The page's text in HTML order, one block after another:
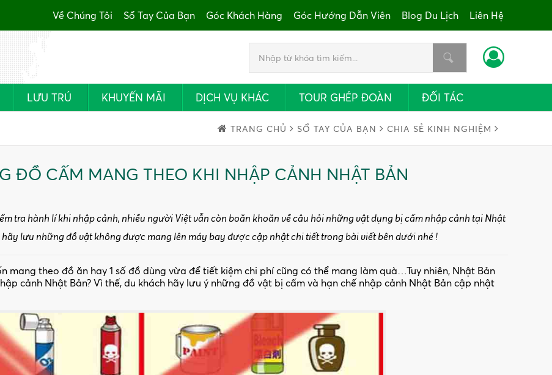
Về Chúng Tôi Sổ Tay Của Bạn Góc Khách Hàng Góc Hướng Dẫn Viên Blog Du Lịch Liên Hệ
LƯU TRÚ KHUYẾN MÃI DỊCH VỤ KHÁC TOUR GHÉP ĐOÀN ĐỐI TÁC
TRANG CHỦ SỔ TAY CỦA BẠN CHIA SẺ KINH NGHIỆM
ĐỒ CẤM MANG THEO KHI NHẬP CẢNH NHẬT BẢN
tra hành lí khi nhập cảnh, nhiều người Việt vẫn còn boăn khoăn về câu hỏi những vật dụng bị cấm nhập cảnh tại Nhật
lưu những đồ vật không được mang lên máy bay được cập nhật chi tiết trong bài viết bên dưới nhé !
mang theo đồ ăn hay 1 số đồ dùng vừa để tiết kiệm chi phí cũng có thể mang làm quà…Tuy nhiên, Nhật Bản
cảnh Nhật Bản? Vì thế, du khách hãy lưu ý những đồ vật bị cấm và hạn chế nhập cảnh Nhật Bản cập nhật